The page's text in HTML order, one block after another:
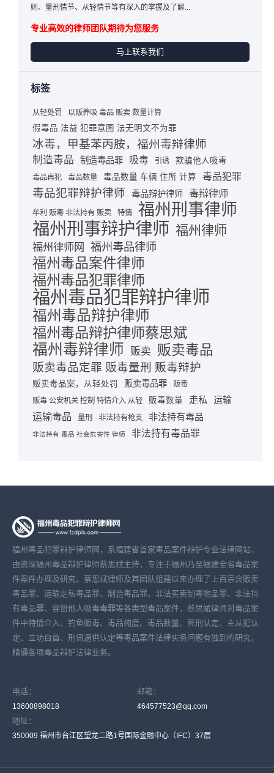
则、量刑情节、从轻情节等有深入的掌握及了解...
专业高效的律师团队期待为您服务
马上联系我们
标签
从轻处罚 以贩养吸 毒品 贩卖 数量计算
假毒品 法益 犯罪意图 法无明文不为罪
冰毒，甲基苯丙胺，福州毒辩律师
制造毒品 制造毒品罪 吸毒 引诱 欺骗他人吸毒
毒品再犯 毒品数量 毒品数量 车辆 住所 计算 毒品犯罪
毒品犯罪辩护律师 毒品辩护律师 毒辩律师
牟利 贩毒 非法持有 贩卖 特情 福州刑事律师
福州刑事辩护律师 福州律师
福州律师网 福州毒品律师
福州毒品案件律师
福州毒品犯罪律师
福州毒品犯罪辩护律师
福州毒品辩护律师
福州毒品辩护律师蔡思斌
福州毒辩律师 贩卖 贩卖毒品
贩卖毒品定罪 贩毒量刑 贩毒辩护
贩卖毒品案，从轻处罚 贩卖毒品罪
贩毒
贩毒 公安机关 控制 特情介入 从轻
贩毒数量 走私 运输
运输毒品 量刑 非法持有枪支 非法持有毒品
非法持有 毒品 社会危害性 律师 非法持有毒品罪
福州毒品犯罪辩护律师网，系福建省首家毒品案件辩护专业法律网站，
由资深福州毒品辩护律师蔡思斌主持，专注于福州乃至福建全省毒品案
件案件办理及研究。蔡思斌律师及其团队组建以来办理了上百宗含贩卖
毒品罪、运输走私毒品罪、制造毒品罪、非法买卖制毒物品罪、非法持
有毒品罪、容留他人吸毒毒罪等各类型毒品案件，蔡思斌律师对毒品案
件中特情介入、钓鱼贩毒、毒品纯度、毒品数量、死刑认定、主从犯认
定、立功自首、刑讯逼供认定等毒品案件法律实务问题有独到的研究，
精通各项毒品辩护法律业务。
电话：
13600898018
邮箱：
464577523@qq.com
地址：
350009 福州市台江区望龙二路1号国际金融中心（IFC）37层